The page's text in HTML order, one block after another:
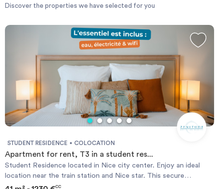
Invest
Discover the properties we have selected for you
STUDENT RESIDENCE COLOCATION
Apartment for rent, T3 in a student res...
Student Residence located in Nice city center. Enjoy an ideal
location near the train station and Nice star. This secure
residence offers apartments from T1 to T2. The student
CC